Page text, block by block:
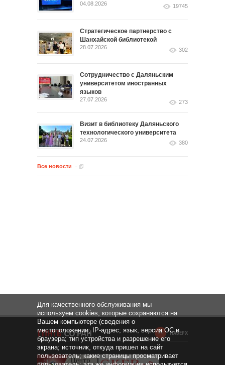
04.08.2026 19745
Стратегическое партнерство с
Шанхайской библиотекой
28.07.2026 302
Сотрудничество с Даляньским
университетом иностранных
языков
27.07.2026 273
Визит в библиотеку Даляньского
технологического университета
24.07.2026 380
Все новости
НАВЕРХ
Для качественного обслуживания мы
используем cookies, которые сохраняются на
Вашем компьютере (сведения о
местоположении; IP-адрес; язык, версия ОС и
браузера; тип устройства и разрешение его
экрана; источник, откуда пришел на сайт
пользователь; какие страницы просматривает